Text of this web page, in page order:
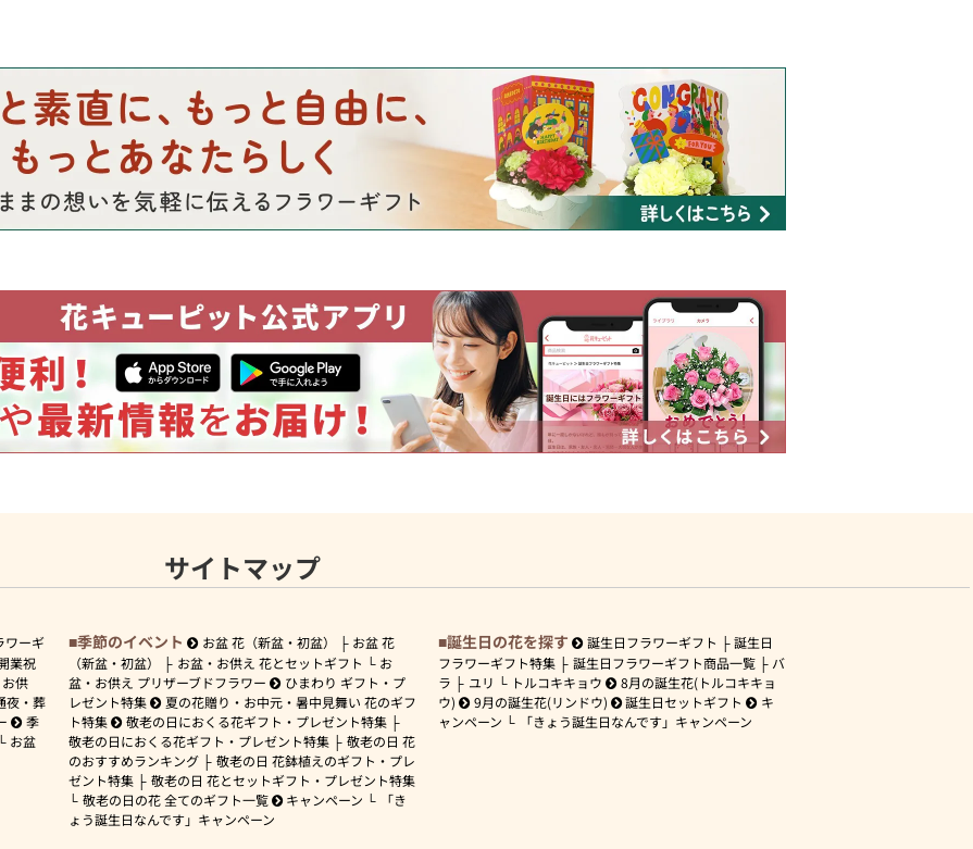
サイトマップ
ワーギ
業祝
お供
夜・葬
季
お盆
季節のイベント お盆 花（新盆・初盆）
お盆 花
（新盆・初盆）
お盆・お供え 花とセットギフト
お
盆・お供え プリザーブドフラワー
ひまわり ギフト・プ
レゼント特集
夏の花贈り・お中元・暑中見舞い 花のギフ
ト特集
敬老の日におくる花ギフト・プレゼント特集
敬老の日におくる花ギフト・プレゼント特集
敬老の日 花
のおすすめランキング
敬老の日 花鉢植えのギフト・プレ
ゼント特集
敬老の日 花とセットギフト・プレゼント特集
敬老の日の花 全てのギフト一覧
キャンペーン
「き
ょう誕生日なんです」キャンペーン
誕生日の花を探す 誕生日フラワーギフト
誕生日
フラワーギフト特集
誕生日フラワーギフト商品一覧
バ
ラ
ユリ トルコキキョウ
8月の誕生花(トルコキキョ
ウ)
9月の誕生花(リンドウ) 誕生日セットギフト
キ
ャンペーン
「きょう誕生日なんです」キャンペーン